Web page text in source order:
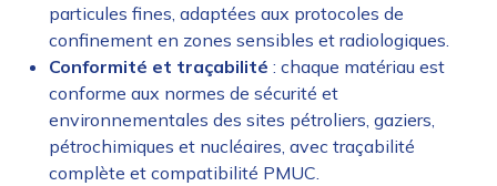
particules fines, adaptées aux protocoles de
confinement en zones sensibles et radiologiques.
Conformité et traçabilité : chaque matériau est
conforme aux normes de sécurité et
environnementales des sites pétroliers, gaziers,
pétrochimiques et nucléaires, avec traçabilité
complète et compatibilité PMUC.